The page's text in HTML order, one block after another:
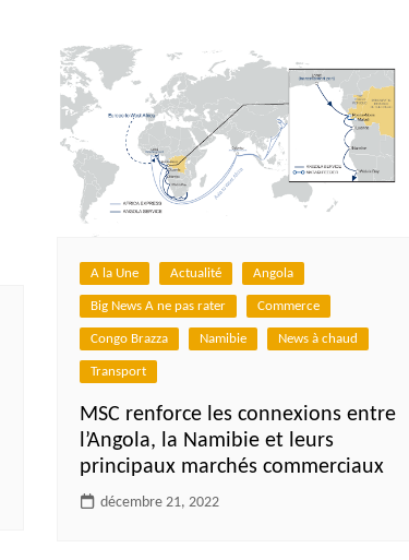
A la Une Actualité Angola
Big News A ne pas rater Commerce
Congo Brazza Namibie News à chaud
Transport
MSC renforce les connexions entre
l’Angola, la Namibie et leurs
principaux marchés commerciaux
décembre 21, 2022